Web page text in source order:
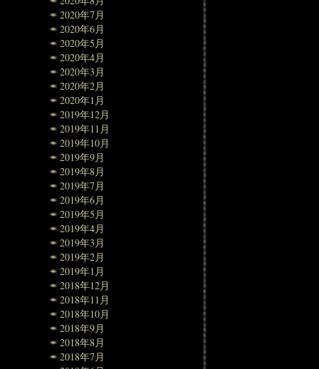
2020年7月
2020年6月
2020年5月
2020年4月
2020年3月
2020年2月
2020年1月
2019年12月
2019年11月
2019年10月
2019年9月
2019年8月
2019年7月
2019年6月
2019年5月
2019年4月
2019年3月
2019年2月
2019年1月
2018年12月
2018年11月
2018年10月
2018年9月
2018年8月
2018年7月